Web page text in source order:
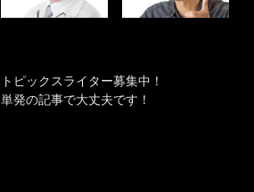
トピックスライター募集中！
単発の記事で大丈夫です！